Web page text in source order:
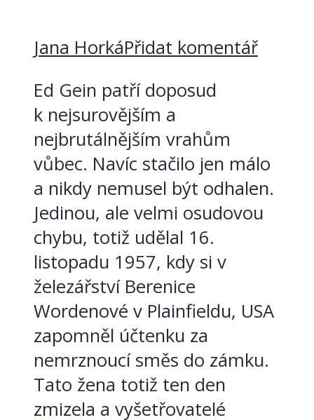
Jana HorkáPřidat komentář
Ed Gein patří doposud
k nejsurovějším a
nejbrutálnějším vrahům
vůbec. Navíc stačilo jen málo
a nikdy nemusel být odhalen.
Jedinou, ale velmi osudovou
chybu, totiž udělal 16.
listopadu 1957, kdy si v
železářství Berenice
Wordenové v Plainfieldu, USA
zapomněl účtenku za
nemrznoucí směs do zámku.
Tato žena totiž ten den
zmizela a vyšetřovatelé